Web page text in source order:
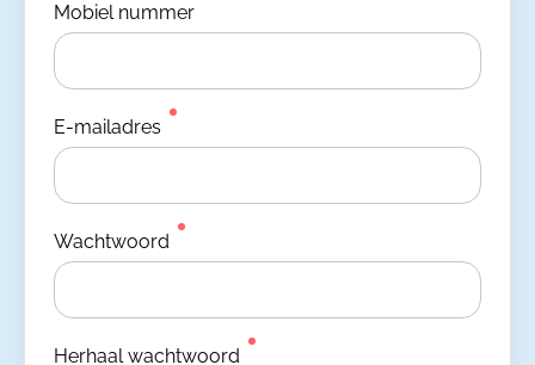
Mobiel nummer
E-mailadres
Wachtwoord
Herhaal wachtwoord